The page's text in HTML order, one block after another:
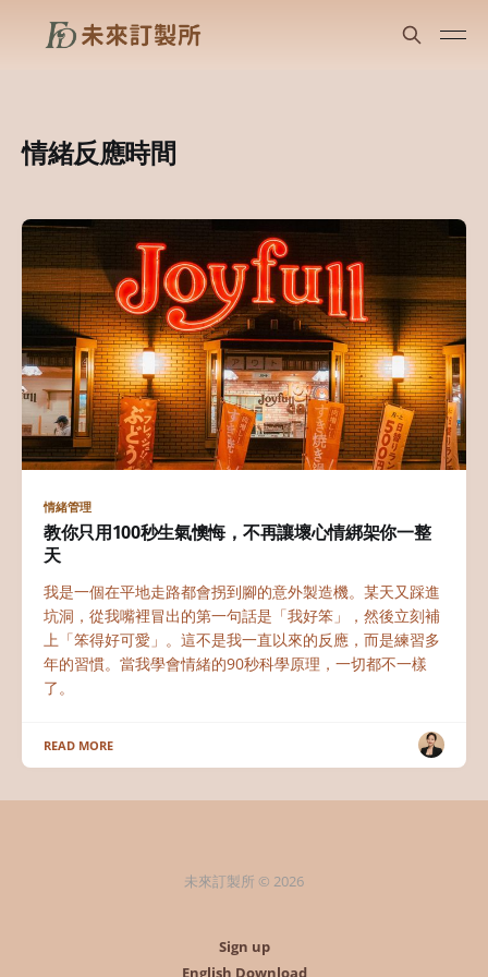
情緒反應時間
情緒管理
教你只用100秒生氣懊悔，不再讓壞心情綁架你一整
天
我是一個在平地走路都會拐到腳的意外製造機。某天又踩進
坑洞，從我嘴裡冒出的第一句話是「我好笨」，然後立刻補
上「笨得好可愛」。這不是我一直以來的反應，而是練習多
年的習慣。當我學會情緒的90秒科學原理，一切都不一樣
了。
READ MORE
未來訂製所 © 2026
Sign up
English Download